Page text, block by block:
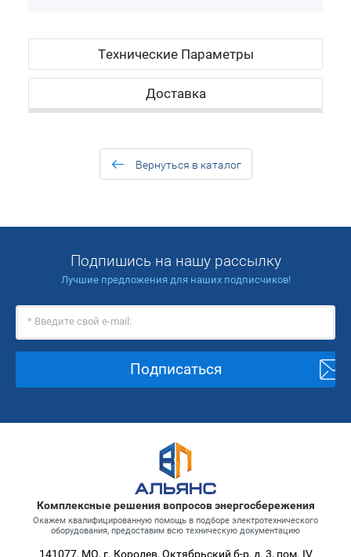
Технические Параметры
Доставка
Вернуться в каталог
Подпишись на нашу рассылку
Лучшие предложения для наших подписчиков!
Подписаться
Комплексные решения вопросов энергосбережения
Окажем квалифицированную помощь в подборе электротехнического
оборудования, предоставим всю техническую документацию
141077, МО, г. Королев, Октябрьский б-р, д. 3, пом. IV